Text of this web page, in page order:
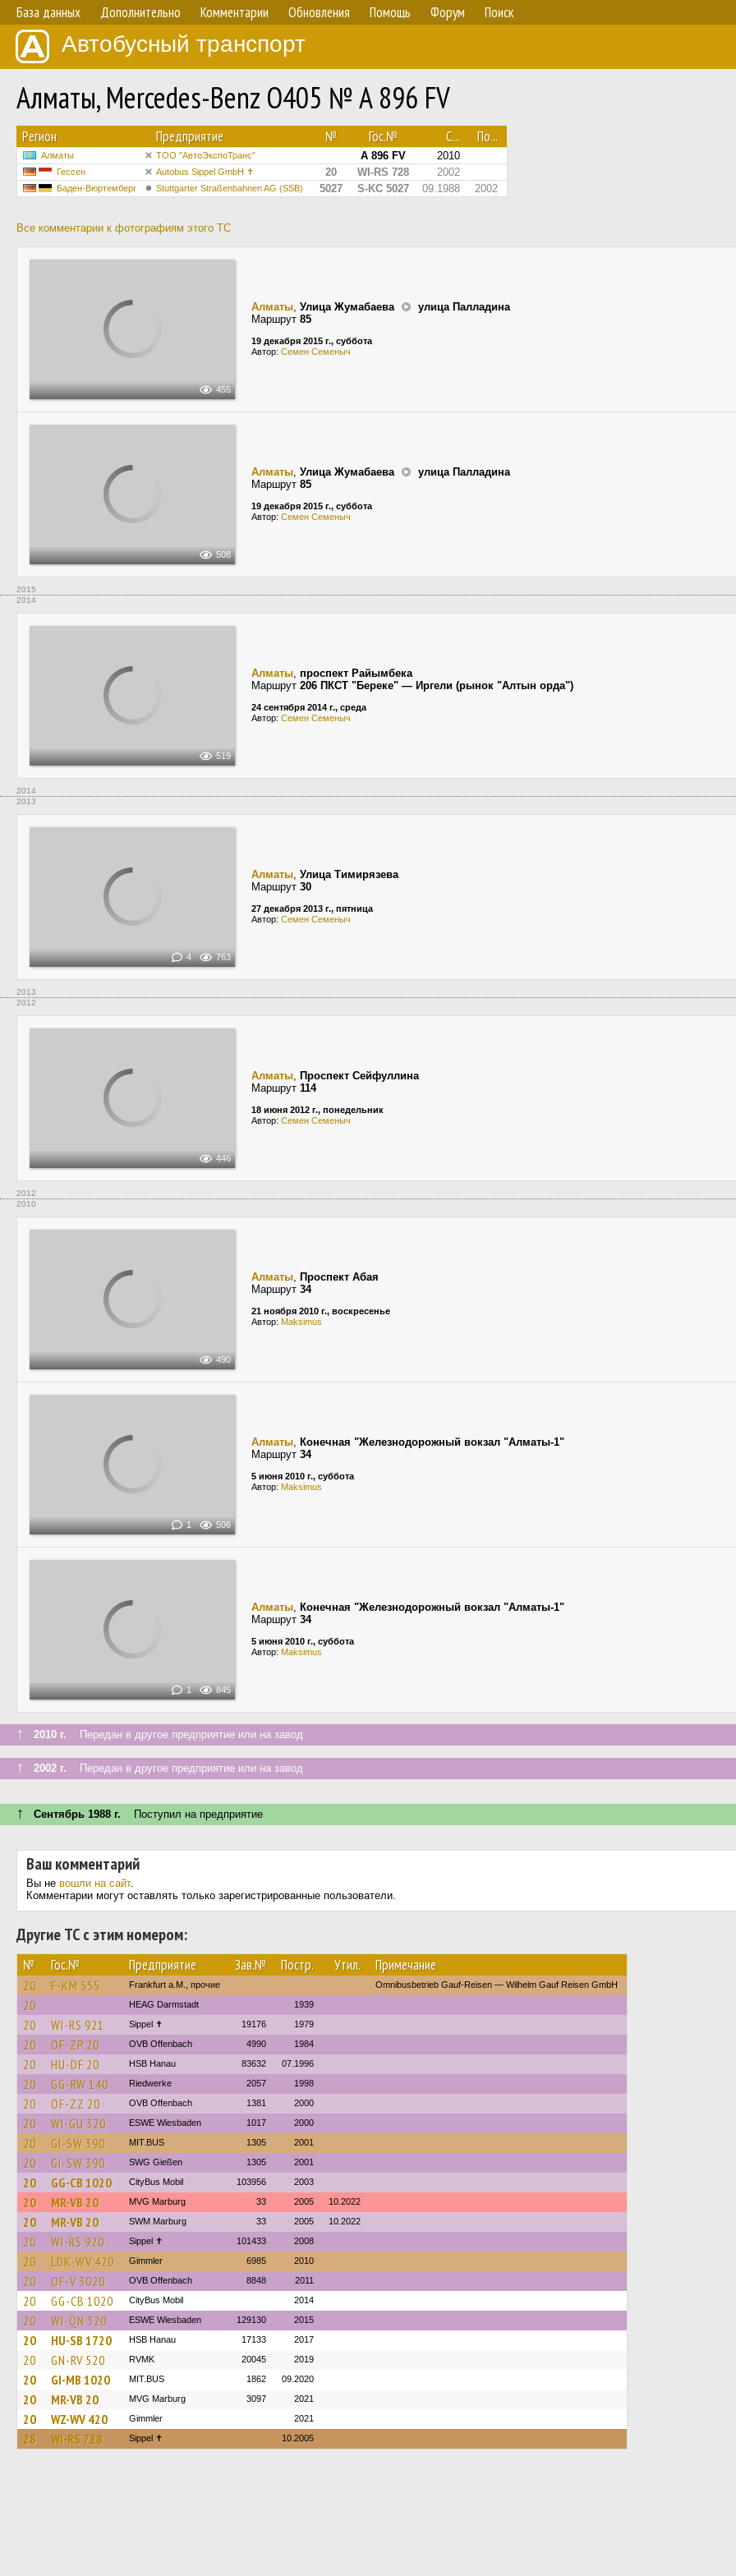
База данных Дополнительно Комментарии Обновления Помощь Форум Поиск
Автобусный транспорт
Алматы, Mercedes-Benz O405 № A 896 FV
Регион Предприятие № Гос.№ С... По...
Алматы ТОО "АвтоЭкспоТранс" A 896 FV 2010
Гессен Autobus Sippel GmbH ✝︎ 20 WI-RS 728 2002
Баден-Вюртемберг Stuttgarter Straßenbahnen AG (SSB) 5027 S-KC 5027 09.1988 2002
Все комментарии к фотографиям этого ТС
455
Алматы, Улица Жумабаева
улица Палладина
Маршрут 85
19 декабря 2015 г., суббота
Автор: Семен Семеныч
508
Алматы, Улица Жумабаева
улица Палладина
Маршрут 85
19 декабря 2015 г., суббота
Автор: Семен Семеныч
2015
2014
519
Алматы, проспект Райымбека
Маршрут 206 ПКСТ "Береке" — Иргели (рынок "Алтын орда")
24 сентября 2014 г., среда
Автор: Семен Семеныч
2014
2013
4 763
Алматы, Улица Тимирязева
Маршрут 30
27 декабря 2013 г., пятница
Автор: Семен Семеныч
2013
2012
446
Алматы, Проспект Сейфуллина
Маршрут 114
18 июня 2012 г., понедельник
Автор: Семен Семеныч
2012
2010
490
Алматы, Проспект Абая
Маршрут 34
21 ноября 2010 г., воскресенье
Автор: Maksimus
1 506
Алматы, Конечная "Железнодорожный вокзал "Алматы-1"
Маршрут 34
5 июня 2010 г., суббота
Автор: Maksimus
1 845
Алматы, Конечная "Железнодорожный вокзал "Алматы-1"
Маршрут 34
5 июня 2010 г., суббота
Автор: Maksimus
↑ 2010 г. Передан в другое предприятие или на завод
↑ 2002 г. Передан в другое предприятие или на завод
↑ Сентябрь 1988 г. Поступил на предприятие
Ваш комментарий
Вы не вошли на сайт.
Комментарии могут оставлять только зарегистрированные пользователи.
Другие ТС с этим номером:
№ Гос.№ Предприятие Зав.№ Постр. Утил. Примечание
20 F-KM 555 Frankfurt a.M., прочие Omnibusbetrieb Gauf-Reisen — Wilhelm Gauf Reisen GmbH
20 HEAG Darmstadt 1939
20 WI-RS 921 Sippel ✝︎ 19176 1979
20 OF-ZP 20 OVB Offenbach 4990 1984
20 HU-DF 20 HSB Hanau 83632 07.1996
20 GG-RW 140 Riedwerke 2057 1998
20 OF-ZZ 20 OVB Offenbach 1381 2000
20 WI-GU 320 ESWE Wiesbaden 1017 2000
20 GI-SW 390 MIT.BUS 1305 2001
20 GI-SW 390 SWG Gießen 1305 2001
20 GG-CB 1020 CityBus Mobil 103956 2003
20 MR-VB 20 MVG Marburg 33 2005 10.2022
20 MR-VB 20 SWM Marburg 33 2005 10.2022
20 WI-RS 920 Sippel ✝︎ 101433 2008
20 LDK-WV 420 Gimmler 6985 2010
20 OF-V 3020 OVB Offenbach 8848 2011
20 GG-CB 1020 CityBus Mobil 2014
20 WI-QN 320 ESWE Wiesbaden 129130 2015
20 HU-SB 1720 HSB Hanau 17133 2017
20 GN-RV 520 RVMK 20045 2019
20 GI-MB 1020 MIT.BUS 1862 09.2020
20 MR-VB 20 MVG Marburg 3097 2021
20 WZ-WV 420 Gimmler 2021
28 WI-RS 728 Sippel ✝︎ 10.2005